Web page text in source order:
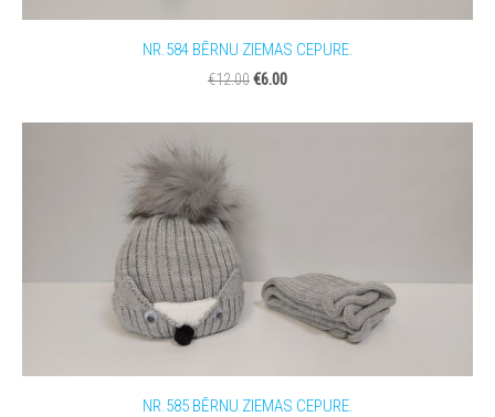
NR.584 BĒRNU ZIEMAS CEPURE.
€12.00€6.00
NR.585 BĒRNU ZIEMAS CEPURE.